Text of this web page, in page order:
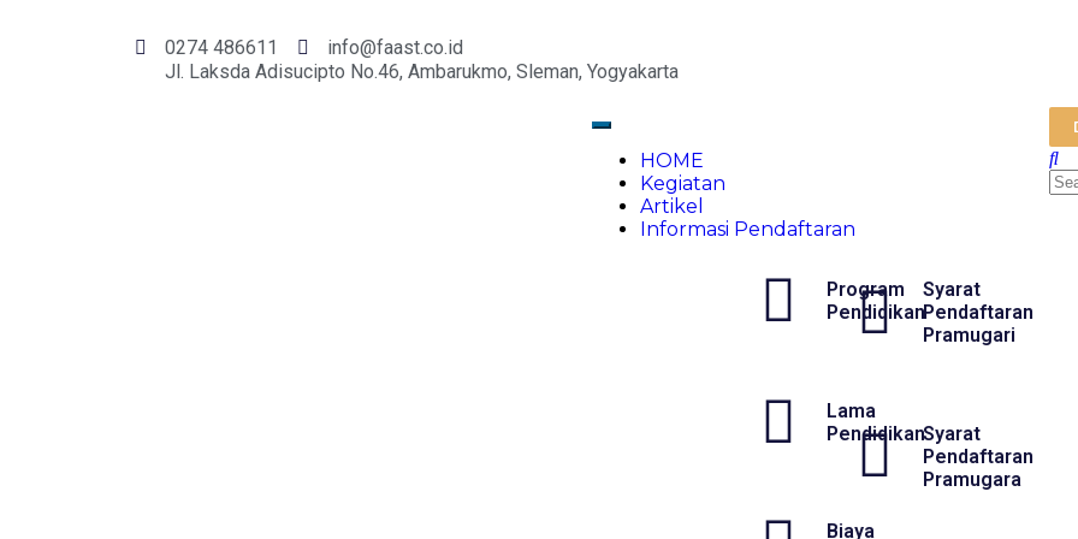
0274 486611
info@faast.co.id
Jl. Laksda Adisucipto No.46, Ambarukmo, Sleman, Yogyakarta
HOME
Kegiatan
Artikel
Informasi Pendaftaran
Program
Pendidikan
Lama
Pendidikan
Biaya
Syarat
Pendaftaran
Pramugari
Syarat
Pendaftaran
Pramugara